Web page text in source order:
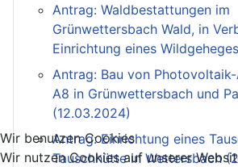
Antrag: Waldbestattungen im
Grünwettersbach Wald, in
Einrichtung eines
Antrag: Bau von
A8 in Grünwettersbach und
(12.03.2024)
Antrag: Einrichtung eines
Tauschhütte in Wettersbach
Wir benutzen Cookies
Wir nutzen Cookies auf unserer